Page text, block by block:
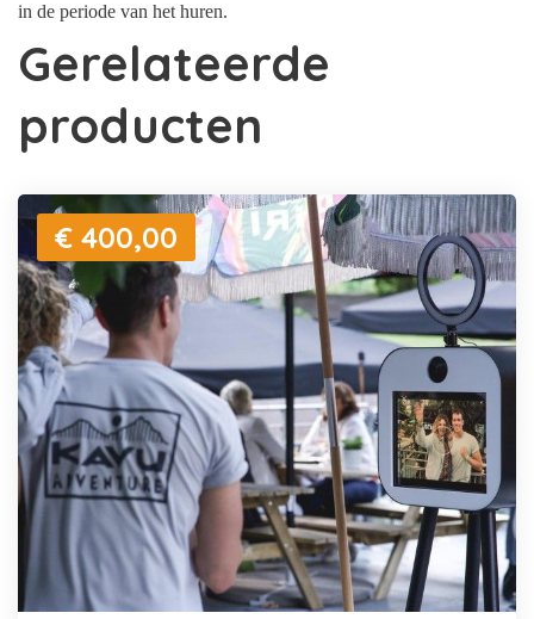
in de periode van het huren.
Gerelateerde
producten
€ 400,00